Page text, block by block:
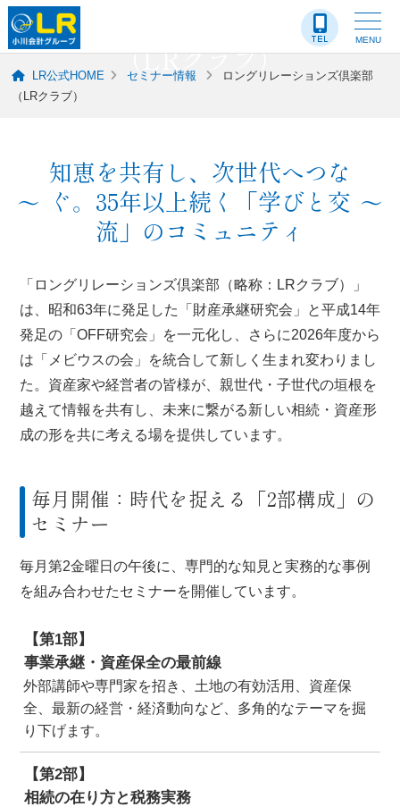
MENU
ロングリレーションズ倶楽部
（LRクラブ）
LR公式HOME セミナー情報
ロングリレーションズ倶楽部
（LRクラブ）
知恵を共有し、次世代へつな
ぐ。 35年以上続く「学びと交
流」のコミュニティ
「ロングリレーションズ倶楽部（略称：LRクラブ）」
は、昭和63年に発足した「財産承継研究会」と平成14年
発足の「OFF研究会」を一元化し、さらに2026年度から
は「メビウスの会」を統合して新しく生まれ変わりまし
た。資産家や経営者の皆様が、親世代・子世代の垣根を
越えて情報を共有し、未来に繋がる新しい相続・資産形
成の形を共に考える場を提供しています。
毎月開催：時代を捉える「2部構成」の
セミナー
毎月第2金曜日の午後に、専門的な知見と実務的な事例
を組み合わせたセミナーを開催しています。
【第1部】
事業承継・資産保全の最前線
外部講師や専門家を招き、土地の有効活用、資産保
全、最新の経営・経済動向など、多角的なテーマを掘
り下げます。
【第2部】
相続の在り方と税務実務